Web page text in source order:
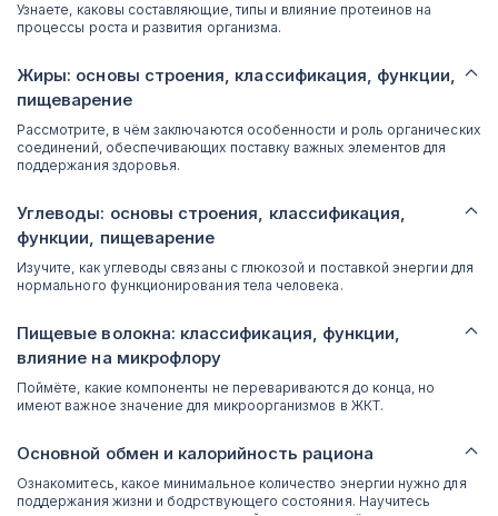
Узнаете, каковы составляющие, типы и влияние протеинов на
процессы роста и развития организма.
Жиры: основы строения, классификация, функции,
пищеварение
Рассмотрите, в чём заключаются особенности и роль органических
соединений, обеспечивающих поставку важных элементов для
поддержания здоровья.
Углеводы: основы строения, классификация,
функции, пищеварение
Изучите, как углеводы связаны с глюкозой и поставкой энергии для
нормального функционирования тела человека.
Пищевые волокна: классификация, функции,
влияние на микрофлору
Поймёте, какие компоненты не перевариваются до конца, но
имеют важное значение для микроорганизмов в ЖКТ.
Основной обмен и калорийность рациона
Ознакомитесь, какое минимальное количество энергии нужно для
поддержания жизни и бодрствующего состояния. Научитесь